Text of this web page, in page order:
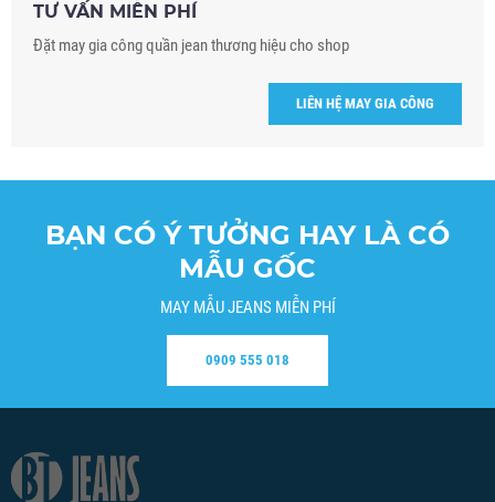
TƯ VẤN MIỄN PHÍ
Đặt may gia công quần jean thương hiệu cho shop
LIÊN HỆ MAY GIA CÔNG
BẠN CÓ Ý TƯỞNG HAY LÀ CÓ
MẪU GỐC
MAY MẪU JEANS MIỄN PHÍ
0909 555 018